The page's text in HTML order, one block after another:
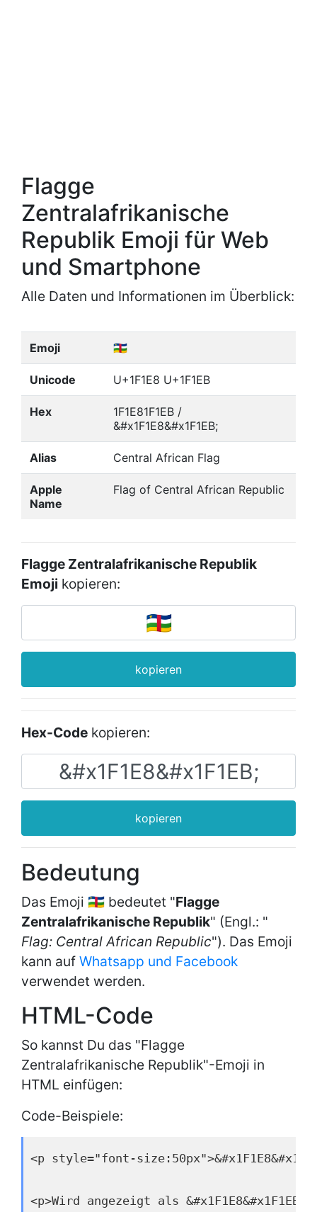
Flagge
Zentralafrikanische
Republik Emoji für Web
und Smartphone
Alle Daten und Informationen im Überblick:
Emoji 🇨🇫
Unicode U+1F1E8 U+1F1EB
Hex
1F1E81F1EB /
&#x1F1E8&#x1F1EB;
Alias Central African Flag
Apple
Name
Flag of Central African Republic
Flagge Zentralafrikanische Republik
Emoji kopieren:
kopieren
Hex-Code kopieren:
kopieren
Bedeutung
Das Emoji 🇨🇫 bedeutet "Flagge
Zentralafrikanische Republik" (Engl.: "
Flag: Central African Republic"). Das Emoji
kann auf Whatsapp und Facebook
verwendet werden.
HTML-Code
So kannst Du das "Flagge
Zentralafrikanische Republik"-Emoji in
HTML einfügen:
Code-Beispiele:
<p style="font-
<p>Wird angezeigt als